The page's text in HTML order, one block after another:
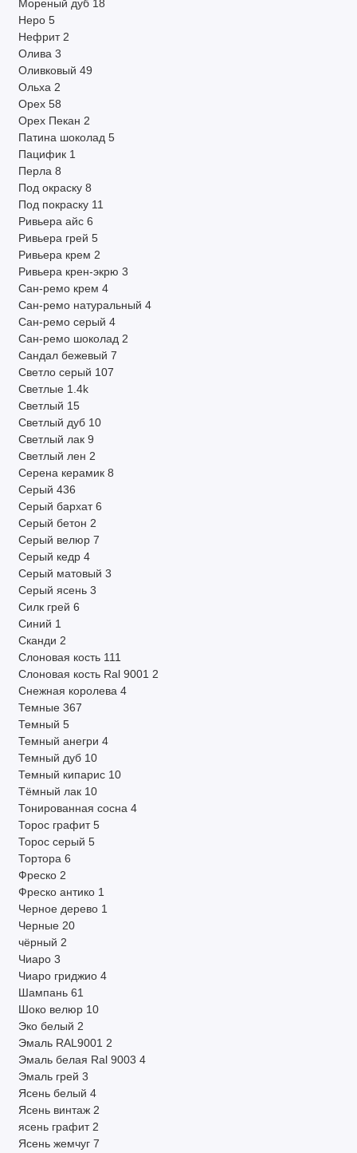
Мореный дуб 18
Неро 5
Нефрит 2
Олива 3
Оливковый 49
Ольха 2
Орех 58
Орех Пекан 2
Патина шоколад 5
Пацифик 1
Перла 8
Под окраску 8
Под покраску 11
Ривьера айс 6
Ривьера грей 5
Ривьера крем 2
Ривьера крен-экрю 3
Сан-ремо крем 4
Сан-ремо натуральный 4
Сан-ремо серый 4
Сан-ремо шоколад 2
Сандал бежевый 7
Светло серый 107
Светлые 1.4k
Светлый 15
Светлый дуб 10
Светлый лак 9
Светлый лен 2
Серена керамик 8
Серый 436
Серый бархат 6
Серый бетон 2
Серый велюр 7
Серый кедр 4
Серый матовый 3
Серый ясень 3
Силк грей 6
Синий 1
Сканди 2
Слоновая кость 111
Слоновая кость Ral 9001 2
Снежная королева 4
Темные 367
Темный 5
Темный анегри 4
Темный дуб 10
Темный кипарис 10
Тёмный лак 10
Тонированная сосна 4
Торос графит 5
Торос серый 5
Тортора 6
Фреско 2
Фреско антико 1
Черное дерево 1
Черные 20
чёрный 2
Чиаро 3
Чиаро гриджио 4
Шампань 61
Шоко велюр 10
Эко белый 2
Эмаль RAL9001 2
Эмаль белая Ral 9003 4
Эмаль грей 3
Ясень белый 4
Ясень винтаж 2
ясень графит 2
Ясень жемчуг 7